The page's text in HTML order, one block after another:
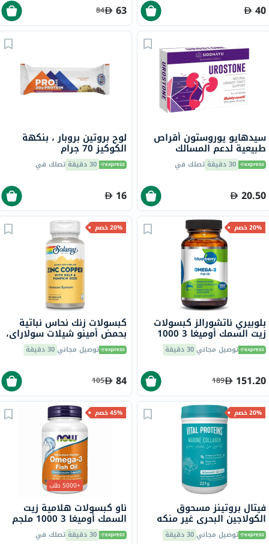
40
63
84
سيدهايو يوروستون أقراص
طبيعية لدعم المسالك
البولية، حزمة من 30
30 دقيقة تصلك في
20.50
لوح بروتين بروبار ، بنكهة
الكوكيز 70 جرام
30 دقيقة تصلك في
16
20% خصم
بلوبيري ناتشورالز كبسولات
زيت السمك أوميغا 3 1000
ملجم، حزمة من 100
توصيل مجاني30 دقيقة
151.20
189
20% خصم
كبسولات زنك نحاس نباتية
بحمض أمينو شيلات سولاراي،
100 كبسولة توصيل مجاني30 دقيقة
84
105
20% خصم
فيتال بروتينز مسحوق
الكولاجين البحري غير منكه
جرام توصيل مجاني30 دقيقة
45% خصم
+5000 طلب
ناو كبسولات هلامية زيت
السمك أوميغا 3 1000 ملجم
180 EPA / 120 DHA حزمة من
100 30 دقيقة تصلك في